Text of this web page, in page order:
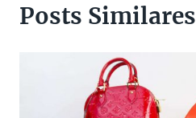
Posts Similares